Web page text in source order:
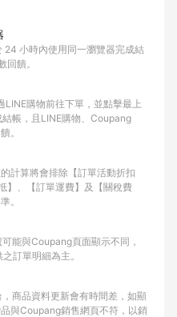
24 小時內使用同一瀏覽器完成結
回饋。
購物前往下單，並點擊最上
帳，且LINE購物、Coupang
。
計算將會排除【訂單活動折扣
】、【訂單運費】及【關稅費
。
能與Coupang頁面顯示不同，
訂單明細為主。
商品資料更新會有時間差，如顯
與Coupang銷售網頁不符，以銷